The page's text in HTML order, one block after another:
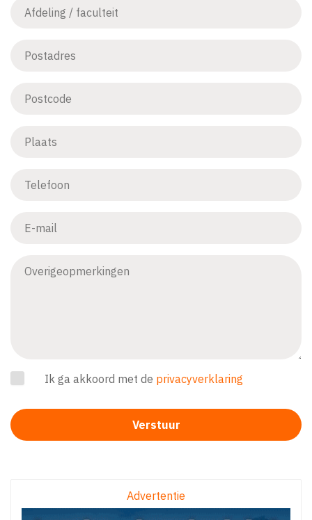
Ik ga akkoord met de privacyverklaring
Advertentie